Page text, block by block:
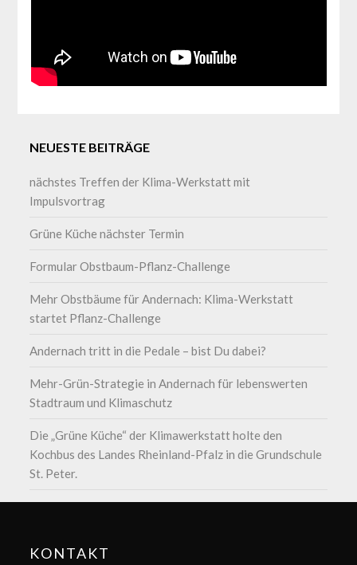
NEUESTE BEITRÄGE
nächstes Treffen der Klima-Werkstatt mit
Impulsvortrag
Grüne Küche nächster Termin
Formular Obstbaum-Pflanz-Challenge
Mehr Obstbäume für Andernach: Klima-Werkstatt
startet Pflanz-Challenge
Andernach tritt in die Pedale – bist Du dabei?
Mehr-Grün-Strategie in Andernach für lebenswerten
Stadtraum und Klimaschutz
Die „Grüne Küche“ der Klimawerkstatt holte den
Kochbus des Landes Rheinland-Pfalz in die Grundschule
St. Peter.
KONTAKT